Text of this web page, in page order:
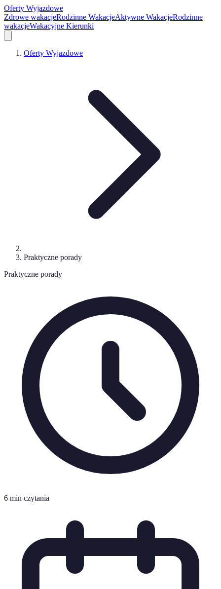
Oferty Wyjazdowe
Zdrowe wakacjeRodzinne WakacjeAktywne WakacjeRodzinne
wakacjeWakacyjne Kierunki
Oferty Wyjazdowe
Praktyczne porady
Praktyczne porady
6 min czytania